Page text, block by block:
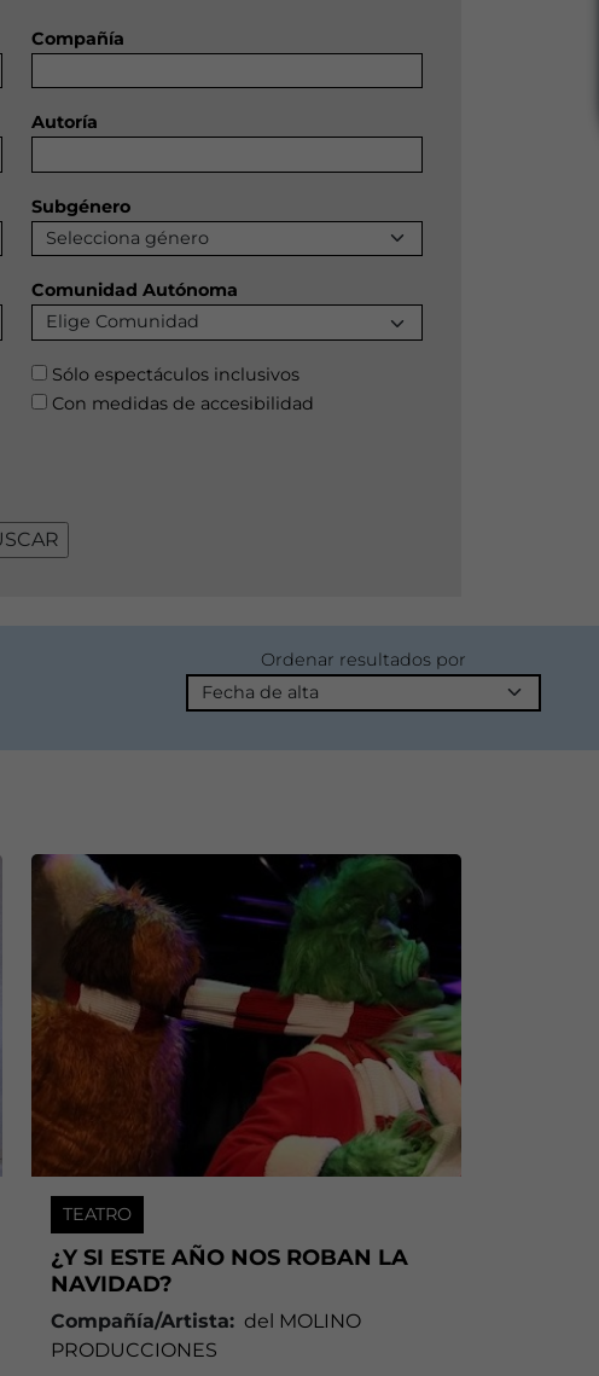
Compañía
Autoría
Subgénero
Comunidad Autónoma
Sólo espectáculos inclusivos
Con medidas de accesibilidad
Ordenar resultados por
TEATRO
¿Y SI ESTE AÑO NOS ROBAN LA
NAVIDAD?
Compañía/Artista: del MOLINO
PRODUCCIONES